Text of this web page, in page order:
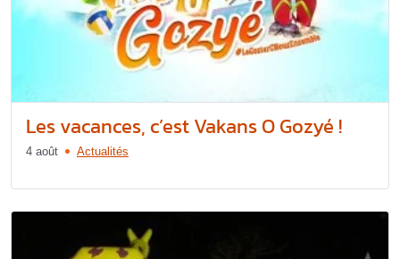
Les vacances, c’est Vakans O Gozyé !
4 août Actualités